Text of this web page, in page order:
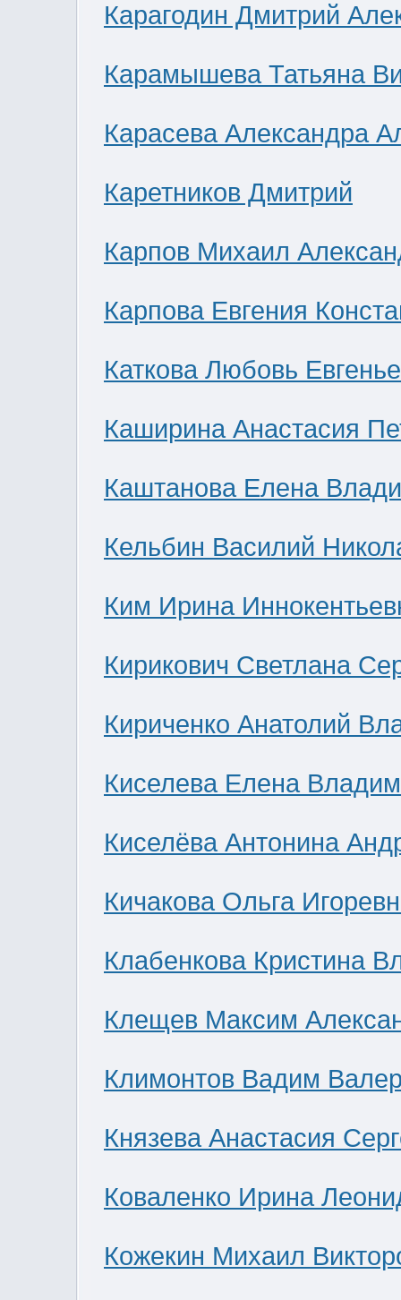
Карагодин Дмитрий
Карамышева Татьяна
Карасева Александра
Каретников Дмитрий
Карпов Михаил
Карпова Евгения
Каткова Любовь
Каширина Анастасия
Каштанова Елена
Кельбин Василий
Ким Ирина
Кирикович Светлана
Кириченко Анатолий
Киселева Елена
Киселёва Антонина
Кичакова Ольга
Клабенкова Кристина
Клещев Максим
Климонтов Вадим
Князева Анастасия
Коваленко Ирина
Кожекин Михаил